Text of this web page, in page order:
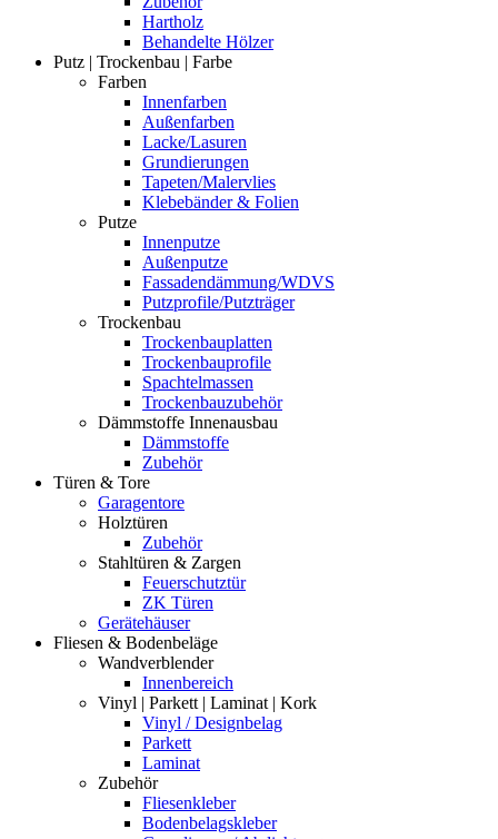
Hartholz
Behandelte Hölzer
Putz | Trockenbau | Farbe
Farben
Innenfarben
Außenfarben
Lacke/Lasuren
Grundierungen
Tapeten/Malervlies
Klebebänder & Folien
Putze
Innenputze
Außenputze
Fassadendämmung/WDVS
Putzprofile/Putzträger
Trockenbau
Trockenbauplatten
Trockenbauprofile
Spachtelmassen
Trockenbauzubehör
Dämmstoffe Innenausbau
Dämmstoffe
Zubehör
Türen & Tore
Garagentore
Holztüren
Zubehör
Stahltüren & Zargen
Feuerschutztür
ZK Türen
Gerätehäuser
Fliesen & Bodenbeläge
Wandverblender
Innenbereich
Vinyl | Parkett | Laminat | Kork
Vinyl / Designbelag
Parkett
Laminat
Zubehör
Fliesenkleber
Bodenbelagskleber